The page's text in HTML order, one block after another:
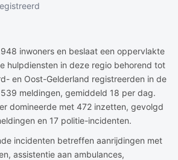
inwoners en beslaat een oppervlakte
hulpdiensten in deze regio behorend tot
en Oost-Gelderland registreerden in de
meldingen, gemiddeld 18 per dag.
domineerde met 472 inzetten, gevolgd
en 17 politie-incidenten.
incidenten betreffen aanrijdingen met
assistentie aan ambulances,